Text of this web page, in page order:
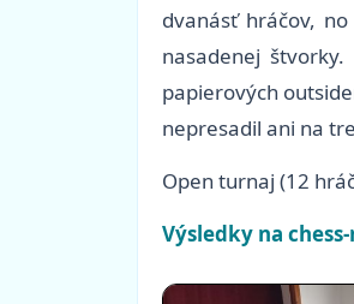
dvanásť hráčov,
nasadenej
papierových
nepresadil ani na
Open turnaj (12
Výsledky na